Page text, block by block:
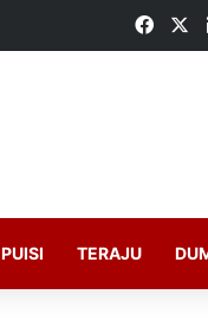
PUISI TERAJU